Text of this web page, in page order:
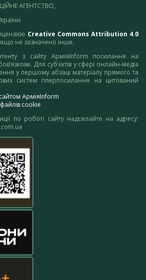
АГЕНТСТВО,
Creative Commons Attribution 4.0
не зазначено інше.
з сайту АрміяInform посилання на
Для суб’єктів у сфері онлайн-медіа
у першому абзаці матеріалу прямого та
систем гіперпосилання на цитований
АрміяInform
cookie
по роботі сайту надсилайте на адресу: